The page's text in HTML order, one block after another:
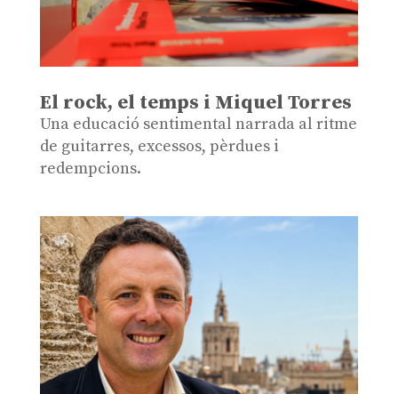
El rock, el temps i Miquel Torres
Una educació sentimental narrada al ritme
de guitarres, excessos, pèrdues i
redempcions.